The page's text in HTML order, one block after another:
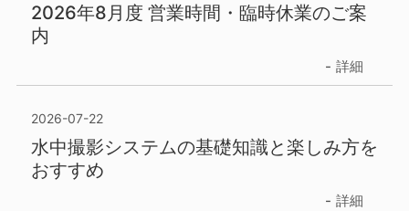
2026年8月度 営業時間・臨時休業のご案
内
詳細
2026-07-22
水中撮影システムの基礎知識と楽しみ方を
おすすめ
詳細